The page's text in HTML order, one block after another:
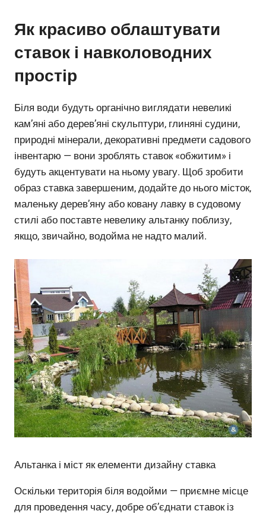
Як красиво облаштувати
ставок і навколоводних
простір
Біля води будуть органічно виглядати невеликі
кам’яні або дерев’яні скульптури, глиняні судини,
природні мінерали, декоративні предмети садового
інвентарю — вони зроблять ставок «обжитим» і
будуть акцентувати на ньому увагу. Щоб зробити
образ ставка завершеним, додайте до нього місток,
маленьку дерев’яну або ковану лавку в судовому
стилі або поставте невелику альтанку поблизу,
якщо, звичайно, водойма не надто малий.
Альтанка і міст як елементи дизайну ставка
Оскільки територія біля водойми — приємне місце
для проведення часу, добре об’єднати ставок із